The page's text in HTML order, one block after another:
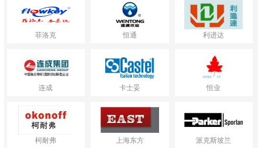
菲洛克 恒通 利进达
连成 卡士妥 恒业
柯耐弗 上海东方 派克斯坡兰